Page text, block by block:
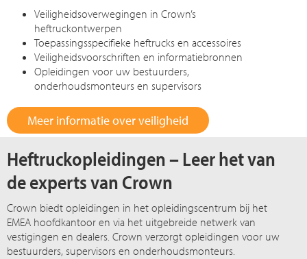
Veiligheidsoverwegingen in Crown’s
heftruckontwerpen
Toepassingsspecifieke heftrucks en accessoires
Veiligheidsvoorschriften en informatiebronnen
Opleidingen voor uw bestuurders,
onderhoudsmonteurs en supervisors
Meer informatie over veiligheid
Heftruckopleidingen – Leer het van
de experts van Crown
Crown biedt opleidingen in het opleidingscentrum bij het
EMEA hoofdkantoor en via het uitgebreide netwerk van
vestigingen en dealers. Crown verzorgt opleidingen voor uw
bestuurders, supervisors en onderhoudsmonteurs.